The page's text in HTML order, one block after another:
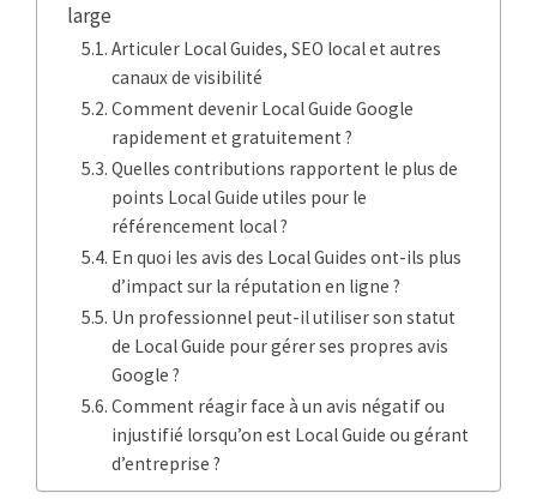
large
Articuler Local Guides, SEO local et autres
canaux de visibilité
Comment devenir Local Guide Google
rapidement et gratuitement ?
Quelles contributions rapportent le plus de
points Local Guide utiles pour le
référencement local ?
En quoi les avis des Local Guides ont-ils plus
d’impact sur la réputation en ligne ?
Un professionnel peut-il utiliser son statut
de Local Guide pour gérer ses propres avis
Google ?
Comment réagir face à un avis négatif ou
injustifié lorsqu’on est Local Guide ou gérant
d’entreprise ?